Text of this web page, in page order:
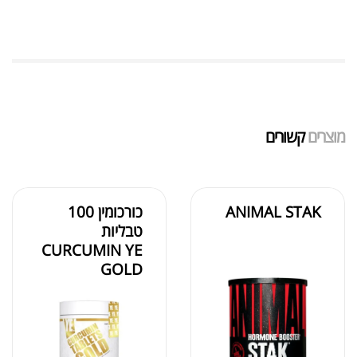
שייקר מקצועי פרובודי לחלבון או גיינר
₪ 40.00
20.00
מוצריםקשורים
ANIMAL STAK
כורכומין 100
טבליות
CURCUMIN YE
GOLD